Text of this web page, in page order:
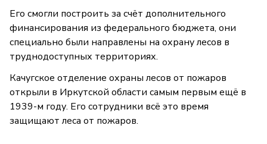
Его смогли построить за счёт дополнительного
финансирования из федерального бюджета, они
специально были направлены на охрану лесов в
труднодоступных территориях.
Качугское отделение охраны лесов от пожаров
открыли в Иркутской области самым первым ещё в
1939-м году. Его сотрудники всё это время
защищают леса от пожаров.